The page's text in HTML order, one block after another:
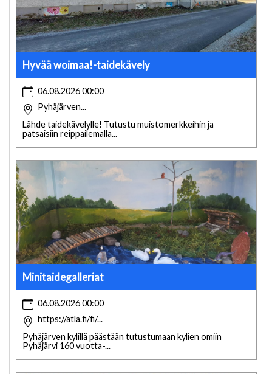
Hyvää woimaa!-taidekävely
06.08.2026 00:00
Pyhäjärven...
Lähde taidekävelylle! Tutustu muistomerkkeihin ja
patsaisiin reippailemalla...
Minitaidegalleriat
06.08.2026 00:00
https://atla.fi/fi/...
Pyhäjärven kylillä päästään tutustumaan kylien omiin
Pyhäjärvi 160 vuotta-...